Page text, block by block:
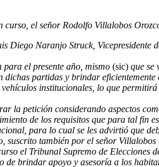
curso, el señor Rodolfo Villalobos
Diego Naranjo Struck,
el presente año, mismo (sic) que se
partidas y brindar
institucionales, lo que
la petición considerando aspectos
de los requisitos que para tal fin
para lo cual se les advirtió que
también por el señor Villalobos
el Tribunal Supremo de
de brindar apoyo y asesoría a los